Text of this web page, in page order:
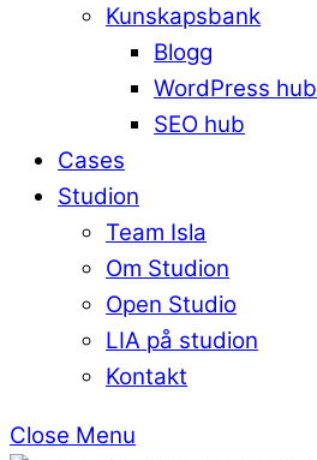
Kunskapsbank
Blogg
WordPress hub
SEO hub
Cases
Studion
Team Isla
Om Studion
Open Studio
LIA på studion
Kontakt
Close Menu